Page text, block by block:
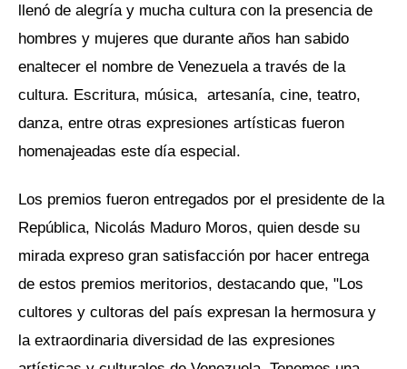
llenó de alegría y mucha cultura con la presencia de
hombres y mujeres que durante años han sabido
enaltecer el nombre de Venezuela a través de la
cultura. Escritura, música, artesanía, cine, teatro,
danza, entre otras expresiones artísticas fueron
homenajeadas este día especial.
Los premios fueron entregados por el presidente de la
República, Nicolás Maduro Moros, quien desde su
mirada expreso gran satisfacción por hacer entrega
de estos premios meritorios, destacando que, "Los
cultores y cultoras del país expresan la hermosura y
la extraordinaria diversidad de las expresiones